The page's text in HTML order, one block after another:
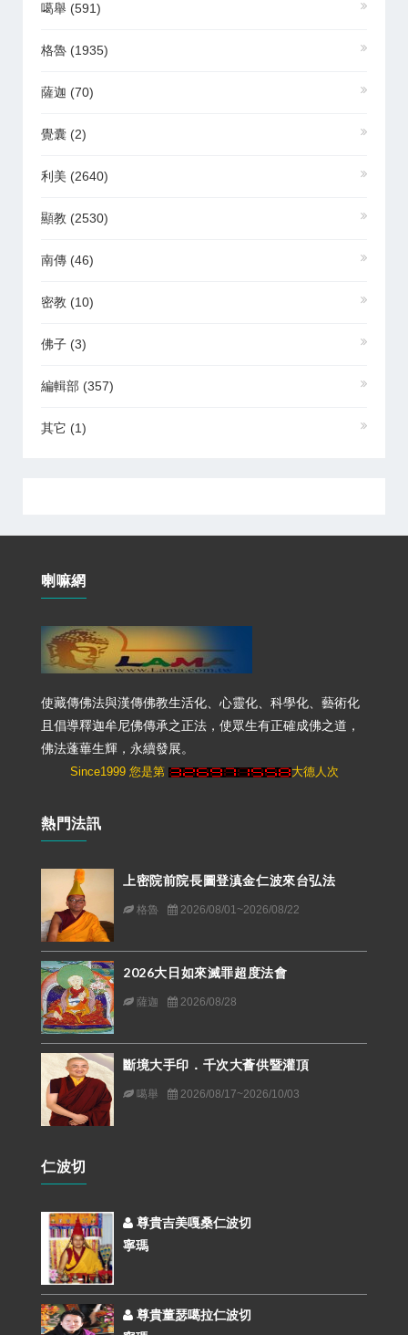
噶舉 (591)
格魯 (1935)
薩迦 (70)
覺囊 (2)
利美 (2640)
顯教 (2530)
南傳 (46)
密教 (10)
佛子 (3)
編輯部 (357)
其它 (1)
喇嘛網
使藏傳佛法與漢傳佛教生活化、心靈化、科學化、藝術化
且倡導釋迦牟尼佛傳承之正法，使眾生有正確成佛之道，
佛法蓬蓽生輝，永續發展。
Since1999 您是第 大德人次
熱門法訊
上密院前院長圖登滇金仁波來台弘法
格魯 2026/08/01~2026/08/22
2026大日如來滅罪超度法會
薩迦 2026/08/28
斷境大手印．千次大薈供暨灌頂
噶舉 2026/08/17~2026/10/03
仁波切
尊貴吉美嘎桑仁波切
寧瑪
尊貴董瑟噶拉仁波切